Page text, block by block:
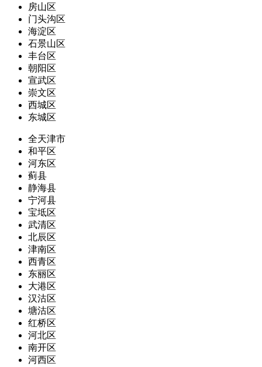
房山区
门头沟区
海淀区
石景山区
丰台区
朝阳区
宣武区
崇文区
西城区
东城区
全天津市
和平区
河东区
蓟县
静海县
宁河县
宝坻区
武清区
北辰区
津南区
西青区
东丽区
大港区
汉沽区
塘沽区
红桥区
河北区
南开区
河西区